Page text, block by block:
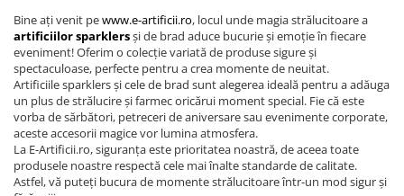
Bine ați venit pewww.e-artificii.ro, locul unde magia strălucitoare a
artificiilor sparklersși de brad aduce bucurie și emoție în fiecare
eveniment! Oferim o colecție variată de produse sigure și
spectaculoase, perfecte pentru a crea momente de neuitat.
Artificiile sparklers și cele de brad sunt alegerea ideală pentru a adăuga
un plus de strălucire și farmec oricărui moment special. Fie că este
vorba de sărbători, petreceri de aniversare sau evenimente corporate,
aceste accesorii magice vor lumina atmosfera.
La E-Artificii.ro, siguranța este prioritatea noastră, de aceea toate
produsele noastre respectă cele mai înalte standarde de calitate.
Astfel, vă puteți bucura de momente strălucitoare într-un mod sigur și